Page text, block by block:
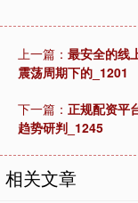
上一篇： 最安全的线
震荡周期下的_1201
下一篇： 正规配资平
趋势研判_1245
相关文章